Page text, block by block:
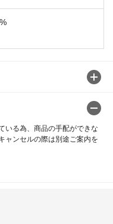
いる為、商品の手配ができな
ャンセルの際は別途ご案内を